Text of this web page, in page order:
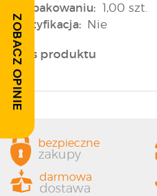
W opakowaniu: 1,00 szt.
Rektyfikacja: Nie
Opis produktu
ZOBACZ OPINIE
bezpieczne
zakupy
darmowa
dostawa